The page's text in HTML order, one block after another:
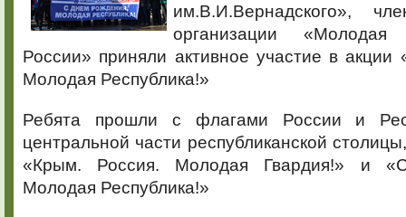
им.В.И.Вернадского»,
организации
России» приняли активное участие в
Молодая Республика!»
Ребята прошли с флагами России и
центральной части республиканской
«Крым. Россия. Молодая Гвардия!» и
Молодая Республика!»